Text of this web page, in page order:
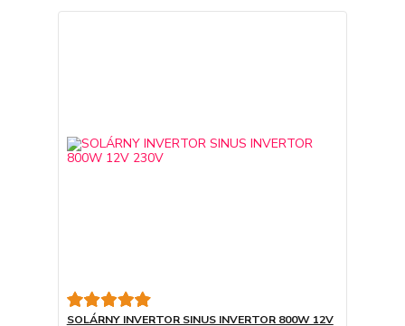
SOLÁRNY INVERTOR SINUS INVERTOR 800W 12V